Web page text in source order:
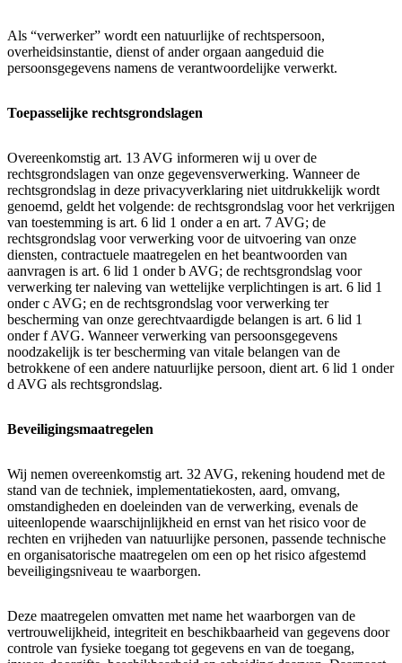
Als “verwerker” wordt een natuurlijke of rechtspersoon,
overheidsinstantie, dienst of ander orgaan aangeduid die
persoonsgegevens namens de verantwoordelijke verwerkt.
Toepasselijke rechtsgrondslagen
Overeenkomstig art. 13 AVG informeren wij u over de
rechtsgrondslagen van onze gegevensverwerking. Wanneer de
rechtsgrondslag in deze privacyverklaring niet uitdrukkelijk wordt
genoemd, geldt het volgende: de rechtsgrondslag voor het verkrijgen
van toestemming is art. 6 lid 1 onder a en art. 7 AVG; de
rechtsgrondslag voor verwerking voor de uitvoering van onze
diensten, contractuele maatregelen en het beantwoorden van
aanvragen is art. 6 lid 1 onder b AVG; de rechtsgrondslag voor
verwerking ter naleving van wettelijke verplichtingen is art. 6 lid 1
onder c AVG; en de rechtsgrondslag voor verwerking ter
bescherming van onze gerechtvaardigde belangen is art. 6 lid 1
onder f AVG. Wanneer verwerking van persoonsgegevens
noodzakelijk is ter bescherming van vitale belangen van de
betrokkene of een andere natuurlijke persoon, dient art. 6 lid 1 onder
d AVG als rechtsgrondslag.
Beveiligingsmaatregelen
Wij nemen overeenkomstig art. 32 AVG, rekening houdend met de
stand van de techniek, implementatiekosten, aard, omvang,
omstandigheden en doeleinden van de verwerking, evenals de
uiteenlopende waarschijnlijkheid en ernst van het risico voor de
rechten en vrijheden van natuurlijke personen, passende technische
en organisatorische maatregelen om een op het risico afgestemd
beveiligingsniveau te waarborgen.
Deze maatregelen omvatten met name het waarborgen van de
vertrouwelijkheid, integriteit en beschikbaarheid van gegevens door
controle van fysieke toegang tot gegevens en van de toegang,